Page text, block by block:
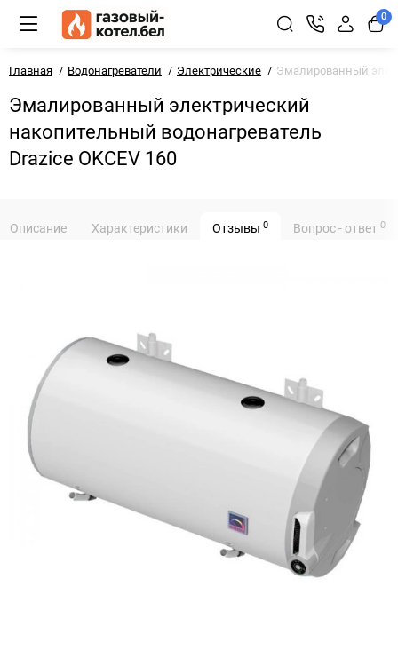
0
Главная Водонагреватели Электрические Эмалированный
Эмалированный электрический
накопительный водонагреватель
Drazice OKCEV 160
Описание Характеристики Отзывы 0 Вопрос - ответ 0